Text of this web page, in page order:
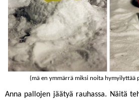
(mä en ymmärrä miksi noita hymyilyttää
Anna pallojen jäätyä rauhassa. Näitä